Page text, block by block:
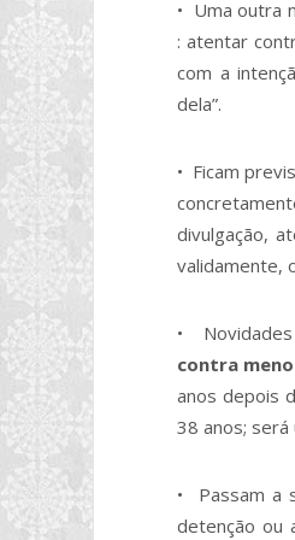
• Uma outra
: atentar
com a
dela”.
• Ficam
divulgação,
validamente,
•
contra
anos depois
38 anos;
• Passam a
detenção ou